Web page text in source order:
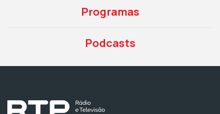
Programas
Podcasts